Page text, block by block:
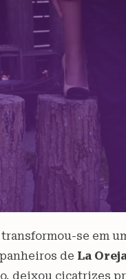
se em
de La
deixou cicatrizes